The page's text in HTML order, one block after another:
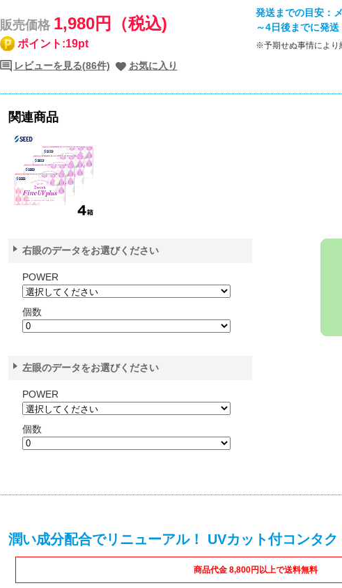
販売価格 1,980円（税込)
ポイント:19pt
レビューを見る(86件) お気に入り
発送までの目安：
～4日後までに発
※予期せぬ事情により
関連商品
右眼のデータをお選びください
POWER
個数
左眼のデータをお選びください
POWER
個数
潤い成分配合でリニューアル！ UVカット付コンタク
商品代金 8,800円以上で送料無料